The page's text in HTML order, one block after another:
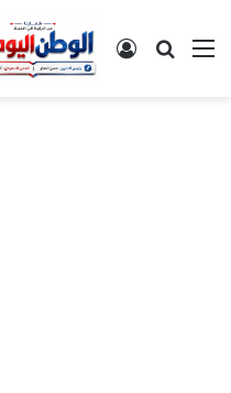
القائمةبحث عن تسجيل الدخول